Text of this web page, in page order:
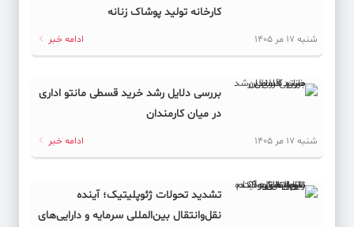
کارخانه تولید پوشاک زنانه
شنبه 17 مر 1405 ادامه خبر
بررسی دلایل رشد خرید قسطی مانتو اداری
در میان کارمندان
شنبه 17 مر 1405 ادامه خبر
تشدید تحولات ژئوپلیتیک؛ آینده
نقل‌وانتقال بین‌المللی سرمایه و دارایی‌های